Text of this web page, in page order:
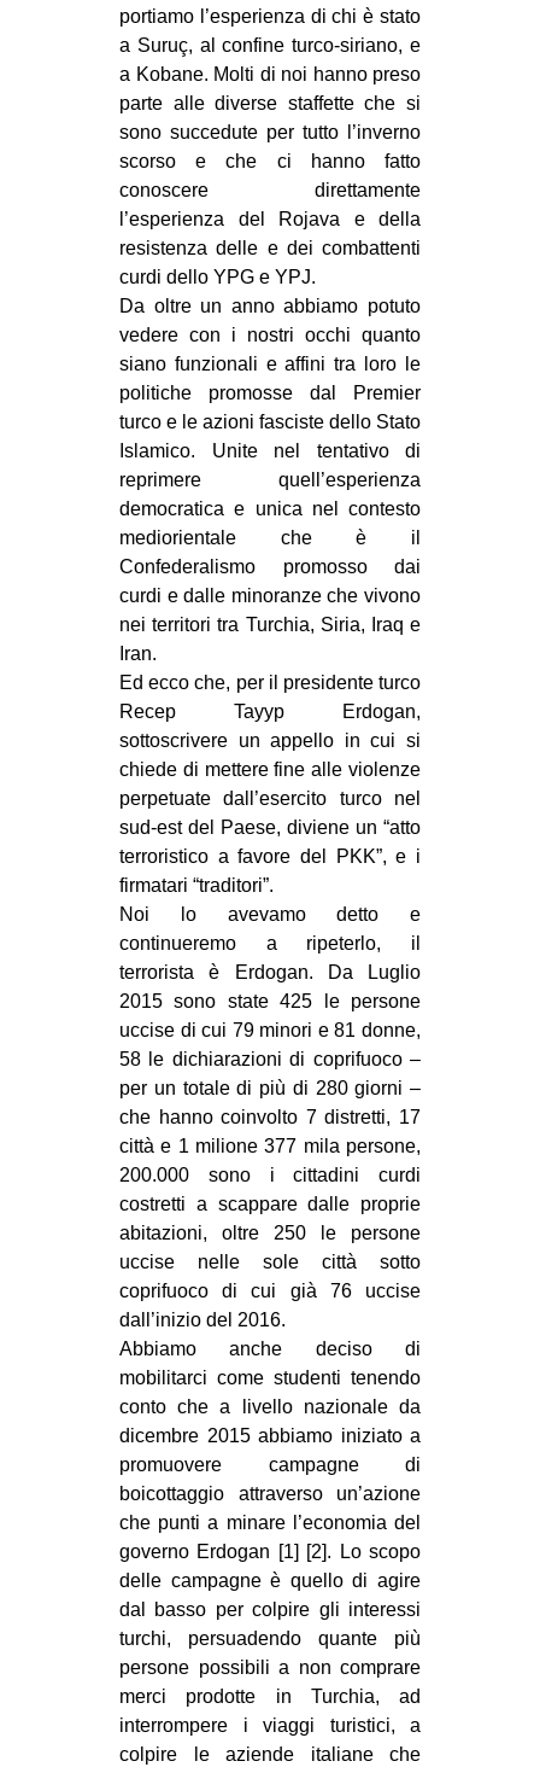
portiamo l’esperienza di chi è stato
a Suruç, al confine turco-siriano, e
a Kobane. Molti di noi hanno preso
parte alle diverse staffette che si
sono succedute per tutto l’inverno
scorso e che ci hanno fatto
conoscere direttamente
l’esperienza del Rojava e della
resistenza delle e dei combattenti
curdi dello YPG e YPJ.
Da oltre un anno abbiamo potuto
vedere con i nostri occhi quanto
siano funzionali e affini tra loro le
politiche promosse dal Premier
turco e le azioni fasciste dello Stato
Islamico. Unite nel tentativo di
reprimere quell’esperienza
democratica e unica nel contesto
mediorientale che è il
Confederalismo promosso dai
curdi e dalle minoranze che vivono
nei territori tra Turchia, Siria, Iraq e
Iran.
Ed ecco che, per il presidente turco
Recep Tayyp Erdogan,
sottoscrivere un appello in cui si
chiede di mettere fine alle violenze
perpetuate dall’esercito turco nel
sud-est del Paese, diviene un “atto
terroristico a favore del PKK”, e i
firmatari “traditori”.
Noi lo avevamo detto e
continueremo a ripeterlo, il
terrorista è Erdogan. Da Luglio
2015 sono state 425 le persone
uccise di cui 79 minori e 81 donne,
58 le dichiarazioni di coprifuoco –
per un totale di più di 280 giorni –
che hanno coinvolto 7 distretti, 17
città e 1 milione 377 mila persone,
200.000 sono i cittadini curdi
costretti a scappare dalle proprie
abitazioni, oltre 250 le persone
uccise nelle sole città sotto
coprifuoco di cui già 76 uccise
dall’inizio del 2016.
Abbiamo anche deciso di
mobilitarci come studenti tenendo
conto che a livello nazionale da
dicembre 2015 abbiamo iniziato a
promuovere campagne di
boicottaggio attraverso un’azione
che punti a minare l’economia del
governo Erdogan [1] [2]. Lo scopo
delle campagne è quello di agire
dal basso per colpire gli interessi
turchi, persuadendo quante più
persone possibili a non comprare
merci prodotte in Turchia, ad
interrompere i viaggi turistici, a
colpire le aziende italiane che